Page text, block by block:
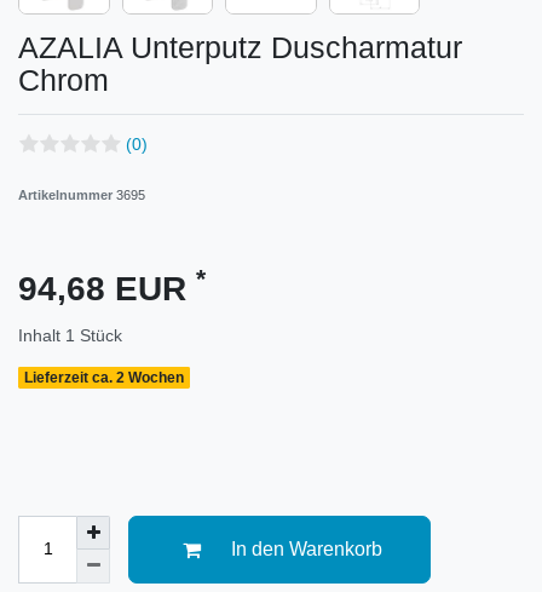
AZALIA Unterputz Duscharmatur
Chrom
(0)
Artikelnummer 3695
94,68 EUR *
Inhalt 1 Stück
Lieferzeit ca. 2 Wochen
In den Warenkorb